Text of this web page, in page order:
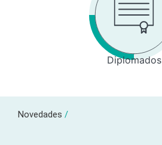
Diplomados
Novedades /